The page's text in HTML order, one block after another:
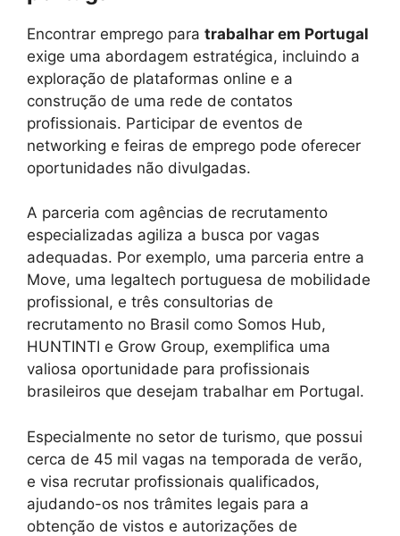
Encontrar emprego para trabalhar em Portugal
exige uma abordagem estratégica, incluindo a
exploração de plataformas online e a
construção de uma rede de contatos
profissionais. Participar de eventos de
networking e feiras de emprego pode oferecer
oportunidades não divulgadas.
A parceria com agências de recrutamento
especializadas agiliza a busca por vagas
adequadas. Por exemplo, uma parceria entre a
Move, uma legaltech portuguesa de mobilidade
profissional, e três consultorias de
recrutamento no Brasil como Somos Hub,
HUNTINTI e Grow Group, exemplifica uma
valiosa oportunidade para profissionais
brasileiros que desejam trabalhar em Portugal.
Especialmente no setor de turismo, que possui
cerca de 45 mil vagas na temporada de verão,
e visa recrutar profissionais qualificados,
ajudando-os nos trâmites legais para a
obtenção de vistos e autorizações de